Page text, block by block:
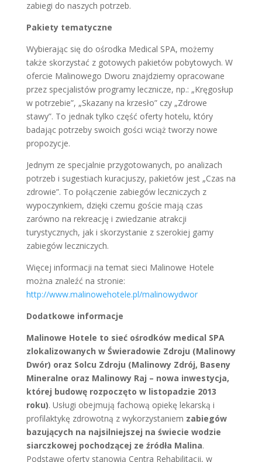
zabiegi do naszych potrzeb.
Pakiety tematyczne
Wybierając się do ośrodka Medical SPA, możemy
także skorzystać z gotowych pakietów pobytowych. W
ofercie Malinowego Dworu znajdziemy opracowane
przez specjalistów programy lecznicze, np.: „Kręgosłup
w potrzebie”, „Skazany na krzesło” czy „Zdrowe
stawy”. To jednak tylko część oferty hotelu, który
badając potrzeby swoich gości wciąż tworzy nowe
propozycje.
Jednym ze specjalnie przygotowanych, po analizach
potrzeb i sugestiach kuracjuszy, pakietów jest „Czas na
zdrowie”. To połączenie zabiegów leczniczych z
wypoczynkiem, dzięki czemu goście mają czas
zarówno na rekreację i zwiedzanie atrakcji
turystycznych, jak i skorzystanie z szerokiej gamy
zabiegów leczniczych.
Więcej informacji na temat sieci Malinowe Hotele
można znaleźć na stronie:
http://www.malinowehotele.pl/malinowydwor
Dodatkowe informacje
Malinowe Hotele to sieć ośrodków medical SPA
zlokalizowanych w Świeradowie Zdroju (Malinowy
Dwór) oraz Solcu Zdroju (Malinowy Zdrój, Baseny
Mineralne oraz Malinowy Raj – nowa inwestycja,
której budowę rozpoczęto w listopadzie 2013
roku). Usługi obejmują fachową opiekę lekarską i
profilaktykę zdrowotną z wykorzystaniem zabiegów
bazujących na najsilniejszej na świecie wodzie
siarczkowej pochodzącej ze źródła Malina.
Podstawę oferty stanowią Centra Rehabilitacji, w